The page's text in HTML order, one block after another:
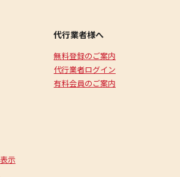
代行業者様へ
無料登録のご案内
代行業者ログイン
有料会員のご案内
示